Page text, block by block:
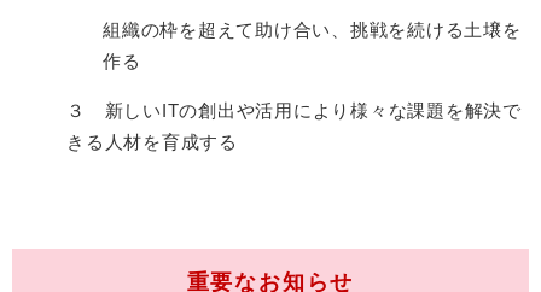
組織の枠を超えて助け合い、挑戦を続ける土壌を
作る
３ 新しいITの創出や活用により様々な課題を解決で
きる人材を育成する
重要なお知らせ